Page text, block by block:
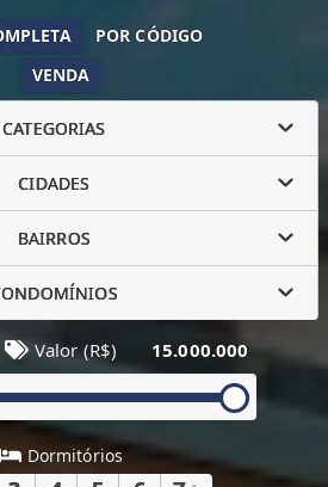
VENDA
POR CÓDIGO
CATEGORIAS
CIDADES
BAIRROS
Valor (R$) 15.000.000
Dormitórios